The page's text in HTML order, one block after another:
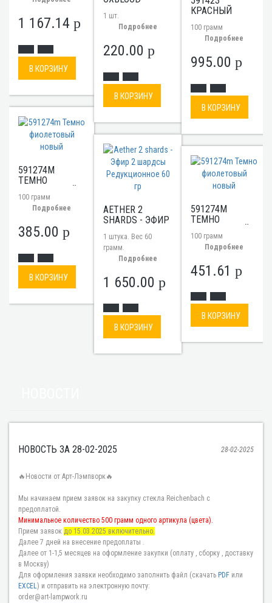
1 167.14 p
В КОРЗИНУ
591274M
ТЕМНО
НОВЫЙ
100 грамм
Подробнее
385.00 p
В КОРЗИНУ
1 шт.
Подробнее
220.00 p
В КОРЗИНУ
AETHER 2
SHARDS - ЭФИР
РЕДУКЦИОННОЕ
60 ГР
1 штука. Вес 60
грамм.
Подробнее
1 650.00 p
В КОРЗИНУ
КРАСНЫЙ
100 грамм
Подробнее
995.00 p
В КОРЗИНУ
591274M
ТЕМНО
НОВЫЙ
100 грамм
Подробнее
451.61 p
В КОРЗИНУ
28-02-2025
НОВОСТЬ ЗА 28-02-2025
🔥Новости от Арт-Лэмпворк🔥
Мы начинаем прием заявок на закупку стекла Reichenbach с
предоплатой.
Минимальное количество 500 грамм одного артикула (цвета).
Прием заявок до 15.03.2025 включительно.
Далее 7 дней на внесение предоплаты .
Далее от 1-1,5 месяцев на оформление закупки (оплату , сборку , доставку
в Москву)
Для оформления заявки необходимо заполнить файл (скачать PDF или
EXCEL) и отправить на электронную почту:
order@art-lampwork.ru